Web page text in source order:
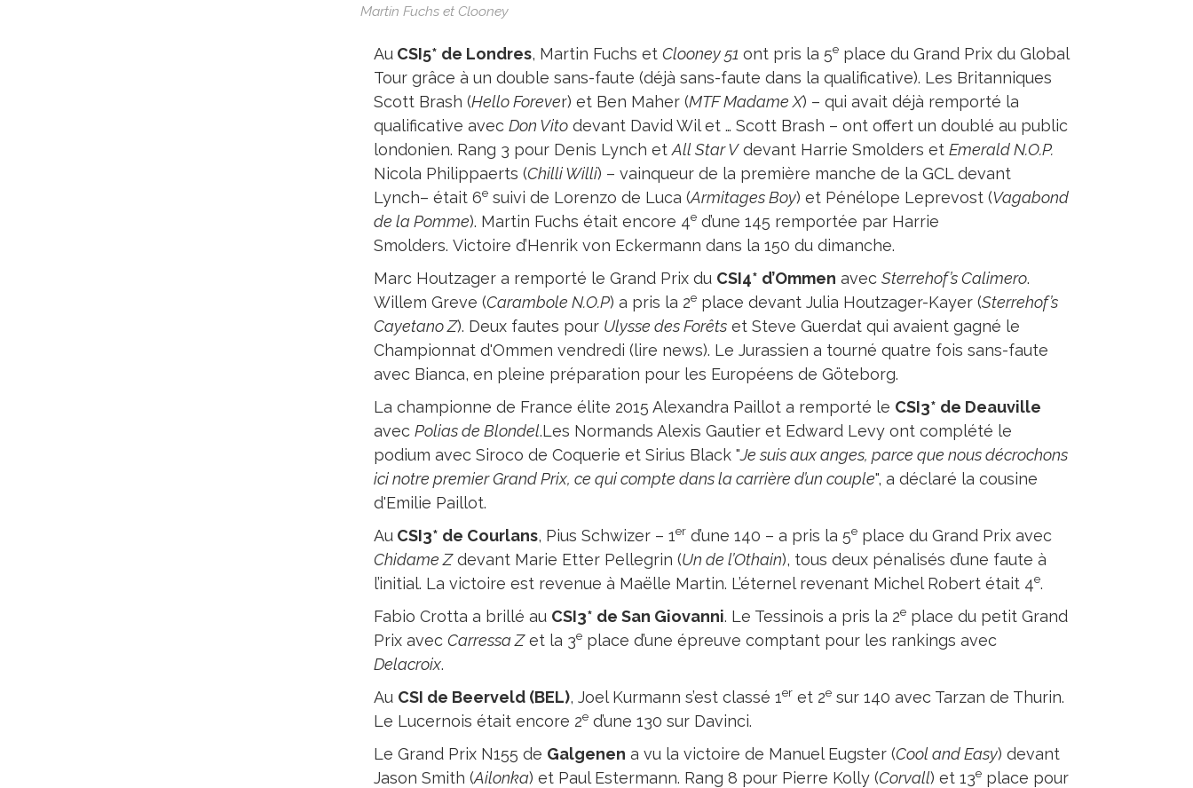
Martin Fuchs et Clooney
AuCSI5* de Londres, Martin Fuchs et Clooney 51 ont pris la 5eplace du Grand Prix du Global
Tour grâce à un double sans-faute (déjà sans-faute dans la qualificative). Les Britanniques
Scott Brash (Hello Forever) et Ben Maher (MTF Madame X) – qui avait déjà remporté la
qualificative avec Don Vitodevant David Wil et … Scott Brash – ont offert un doublé au public
londonien. Rang 3 pour Denis Lynch et All Star Vdevant Harrie Smolders et Emerald N.O.P.
Nicola Philippaerts (Chilli Willi) – vainqueur de la première manche de la GCL devant
Lynch– était 6esuivi de Lorenzo de Luca (Armitages Boy) et Pénélope Leprevost (Vagabond
de la Pomme). Martin Fuchs était encore 4ed’une 145 remportée par Harrie
Smolders. Victoire d’Henrik von Eckermann dans la 150 du dimanche.
Marc Houtzager a remporté le Grand Prix du CSI4* d’Ommen avec Sterrehof’s Calimero.
Willem Greve (Carambole N.O.P) a pris la 2eplace devant Julia Houtzager-Kayer (Sterrehof’s
Cayetano Z). Deux fautes pour Ulysse des Forêtset Steve Guerdat qui avaient gagné le
Championnat d'Ommen vendredi (lire news). Le Jurassien a tourné quatre fois sans-faute
avec Bianca, en pleine préparation pour les Européens de Göteborg.
La championne de France élite 2015 Alexandra Paillot a remporté le CSI3* de Deauville
avec Polias de Blondel.Les Normands Alexis Gautier et Edward Levy ont complété le
podium avec Siroco de Coquerie et Sirius Black "Je suis aux anges, parce que nous décrochons
ici notre premier Grand Prix, ce qui compte dans la carrière d’un couple", a déclaré la cousine
d'Emilie Paillot.
AuCSI3* de Courlans, Pius Schwizer – 1erd’une 140 – a pris la 5eplace du Grand Prix avec
Chidame Zdevant Marie Etter Pellegrin (Un de l’Othain), tous deux pénalisés d’une faute à
l’initial. La victoire est revenue à Maëlle Martin. L’éternel revenant Michel Robert était 4e.
Fabio Crotta a brillé au CSI3* de San Giovanni. Le Tessinois a pris la 2eplace du petit Grand
Prix avec Carressa Zet la 3eplace d’une épreuve comptant pour les rankings avec
Delacroix.
Au CSI de Beerveld (BEL), Joel Kurmann s’est classé 1eret 2esur 140 avec Tarzan de Thurin.
Le Lucernois était encore 2ed’une 130 sur Davinci.
Le Grand Prix N155 de Galgenen a vu la victoire de Manuel Eugster (Cool and Easy) devant
Jason Smith (Ailonka) et Paul Estermann. Rang 8 pour Pierre Kolly (Corvall) et 13eplace pour